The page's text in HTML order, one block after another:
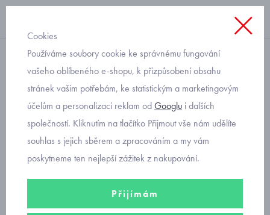
riflové
chlapecké džínové bermudy
Mayoral 6214-68
Cookies
Používáme soubory cookie ke správnému fungování
vašeho oblíbeného e-shopu, k přizpůsobení obsahu
stránek vašim potřebám, ke statistickým a marketingovým
účelům a personalizaci reklam odGooglu i dalších
společností. Kliknutím na tlačítko Přijmout vše nám udělíte
souhlas s jejich sběrem a zpracováním a my vám
poskytneme ten nejlepší zážitek z nakupování.
Přijímám